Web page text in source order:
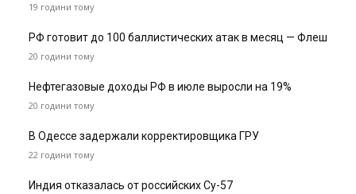
19 години тому
РФ готовит до 100 баллистических атак в месяц — Флеш
20 години тому
Нефтегазовые доходы РФ в июле выросли на 19%
20 години тому
В Одессе задержали корректировщика ГРУ
22 години тому
Индия отказалась от российских Су-57